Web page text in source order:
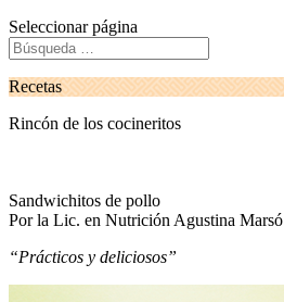
Seleccionar página
Recetas
Rincón de los cocineritos
Sandwichitos de pollo
Por la Lic. en Nutrición Agustina Marsó
“Prácticos y deliciosos”